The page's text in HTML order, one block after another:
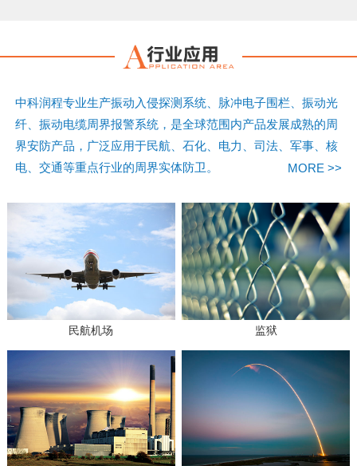
中科润程专业生产振动入侵探测系统、脉冲电子围栏、振动光
纤、振动电缆周界报警系统，是全球范围内产品发展成熟的周
界安防产品，广泛应用于民航、石化、电力、司法、军事、核
电、交通等重点行业的周界实体防卫。
MORE >>
民航机场 监狱